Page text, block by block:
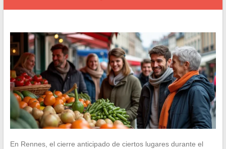
En Rennes, el cierre anticipado de ciertos lugares durante el